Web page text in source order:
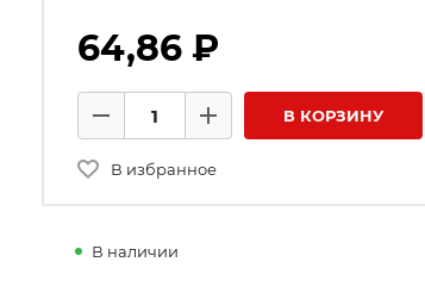
64,86 ₽
Количество товаров
Минус
Плюс В КОРЗИНУ
В избранное
В наличии